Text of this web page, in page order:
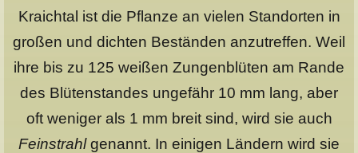
Kraichtal ist die Pflanze an vielen Standorten in
großen und dichten Beständen anzutreffen. Weil
ihre bis zu 125 weißen Zungenblüten am Rande
des Blütenstandes ungefähr 10 mm lang, aber
oft weniger als 1 mm breit sind, wird sie auch
Feinstrahlgenannt. In einigen Ländern wird sie